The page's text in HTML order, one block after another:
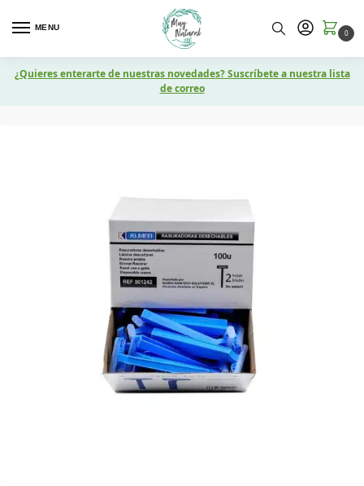
MENU
0
¿Quieres enterarte de nuestras novedades? Suscríbete a nuestra lista
de correo